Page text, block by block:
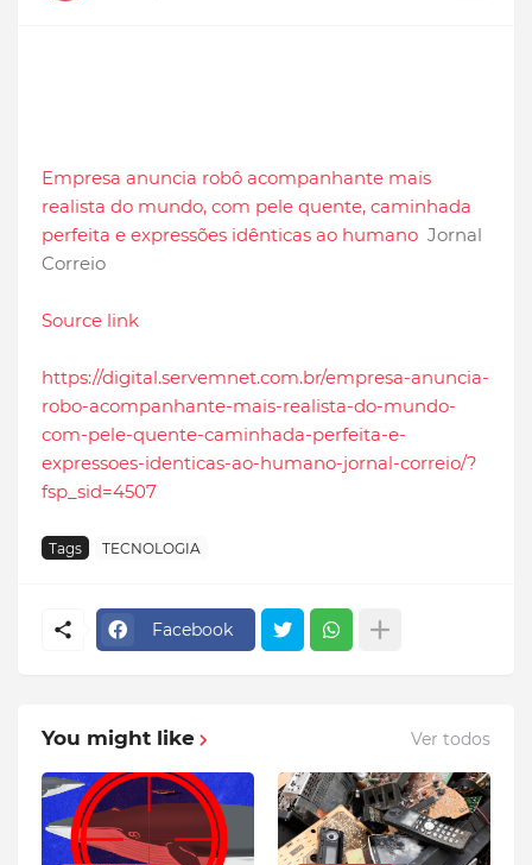
Empresa anuncia robô acompanhante mais
realista do mundo, com pele quente, caminhada
perfeita e expressões idênticas ao humano Jornal
Correio
Source link
https://digital.servemnet.com.br/empresa-anuncia-
robo-acompanhante-mais-realista-do-mundo-
com-pele-quente-caminhada-perfeita-e-
expressoes-identicas-ao-humano-jornal-correio/?
fsp_sid=4507
Tags TECNOLOGIA
Facebook
You might like Ver todos